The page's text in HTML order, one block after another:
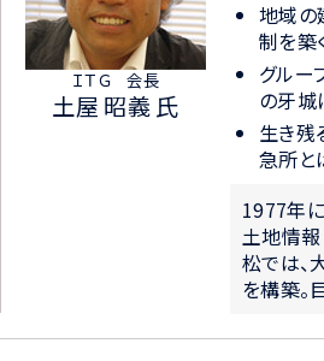
ＩＴＧ 会長
土屋 昭義 氏
地域の
制を築
グルー
の牙城
生き残
急所と
1977年
土地情報
松では、
を構築。